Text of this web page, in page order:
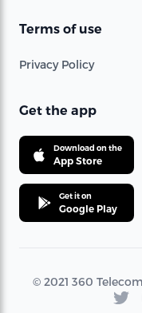
Terms of use
Privacy Policy
Get the app
Download on the
App Store
Get it on
Google Play
© 2021 360